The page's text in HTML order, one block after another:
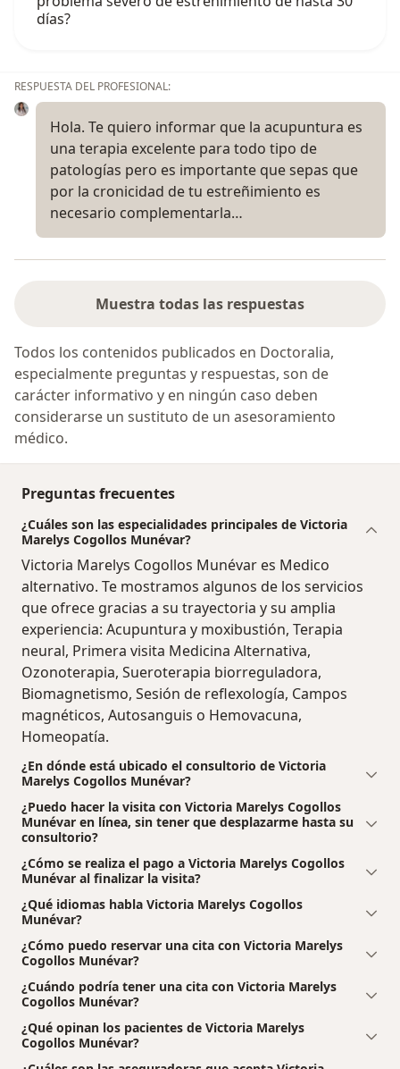
días?
RESPUESTA DEL PROFESIONAL:
Hola. Te quiero informar que la acupuntura es
una terapia excelente para todo tipo de
patologías pero es importante que sepas que
por la cronicidad de tu estreñimiento es
necesario complementarla…
Muestra todas las respuestas
Todos los contenidos publicados en Doctoralia,
especialmente preguntas y respuestas, son de
carácter informativo y en ningún caso deben
considerarse un sustituto de un asesoramiento
médico.
Preguntas frecuentes
¿Cuáles son las especialidades principales de Victoria
Marelys Cogollos Munévar?
Victoria Marelys Cogollos Munévar es Medico
alternativo. Te mostramos algunos de los servicios
que ofrece gracias a su trayectoria y su amplia
experiencia: Acupuntura y moxibustión, Terapia
neural, Primera visita Medicina Alternativa,
Ozonoterapia, Sueroterapia biorreguladora,
Biomagnetismo, Sesión de reflexología, Campos
magnéticos, Autosanguis o Hemovacuna,
Homeopatía.
¿En dónde está ubicado el consultorio de Victoria
Marelys Cogollos Munévar?
¿Puedo hacer la visita con Victoria Marelys Cogollos
Munévar en línea, sin tener que desplazarme hasta su
consultorio?
¿Cómo se realiza el pago a Victoria Marelys Cogollos
Munévar al finalizar la visita?
¿Qué idiomas habla Victoria Marelys Cogollos
Munévar?
¿Cómo puedo reservar una cita con Victoria Marelys
Cogollos Munévar?
¿Cuándo podría tener una cita con Victoria Marelys
Cogollos Munévar?
¿Qué opinan los pacientes de Victoria Marelys
Cogollos Munévar?